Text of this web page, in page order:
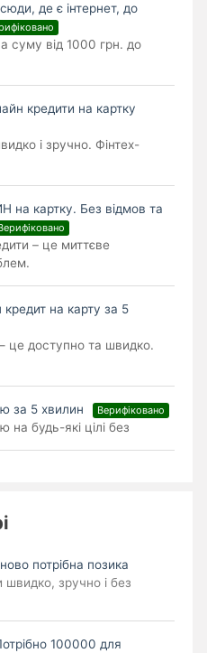
де є інтернет, до
суму від 1000 грн. до
кредити на картку
і зручно. Фінтех-
на картку. Без відмов та
– це миттєве
на карту за 5
це доступно та швидко.
за 5 хвилин Верифіковано
на будь-які цілі без
потрібна позика
зручно і без
100000 для